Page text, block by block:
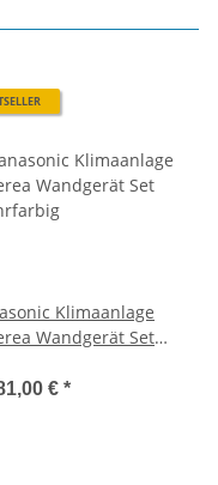
Klimaanlage
Wandgerät Set
€ *